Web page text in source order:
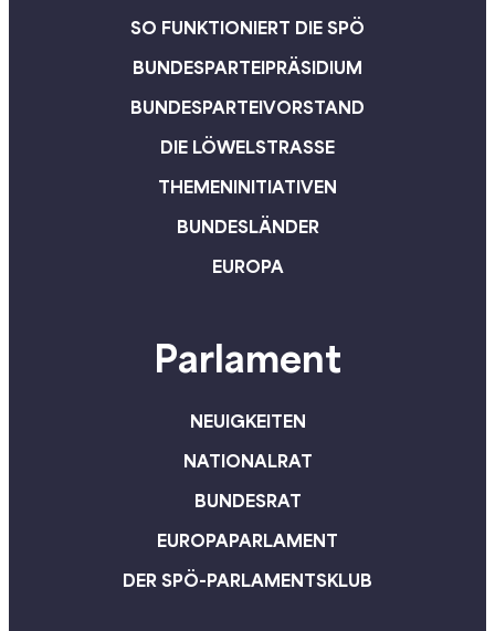
SO FUNKTIONIERT DIE SPÖ
BUNDESPARTEIPRÄSIDIUM
BUNDESPARTEIVORSTAND
DIE LÖWELSTRASSE
THEMENINITIATIVEN
BUNDESLÄNDER
EUROPA
Parlament
NEUIGKEITEN
NATIONALRAT
BUNDESRAT
EUROPAPARLAMENT
DER SPÖ-PARLAMENTSKLUB